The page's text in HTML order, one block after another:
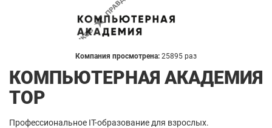
Компания просмотрена: 25895 раз
КОМПЬЮТЕРНАЯ АКАДЕМИЯ
TOP
Профессиональное IT-образование для взрослых.